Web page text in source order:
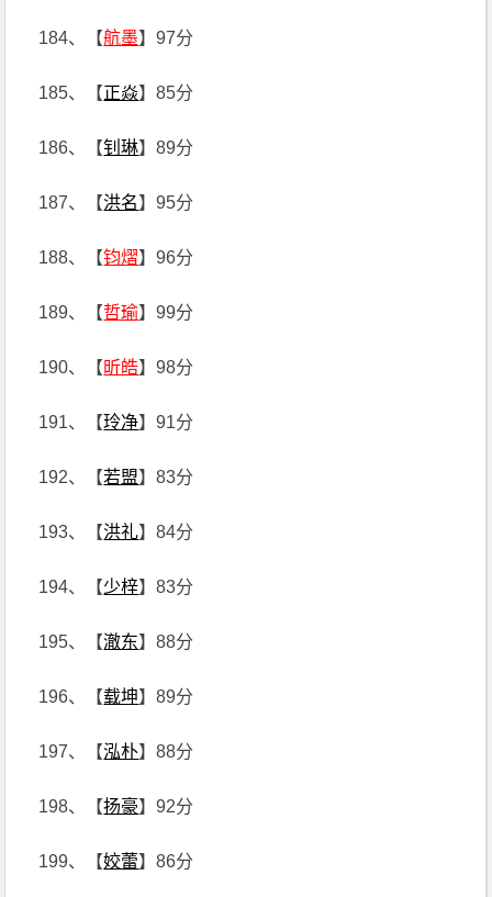
184、【航墨】97分
185、【正焱】85分
186、【钊琳】89分
187、【洪名】95分
188、【钧熠】96分
189、【哲瑜】99分
190、【昕皓】98分
191、【玲净】91分
192、【若盟】83分
193、【洪礼】84分
194、【少梓】83分
195、【澈东】88分
196、【载坤】89分
197、【泓朴】88分
198、【扬豪】92分
199、【姣蕾】86分